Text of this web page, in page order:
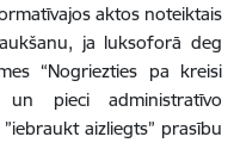
aktos noteiktais
ja luksoforā deg
“Nogriezties pa kreisi
un pieci administratīvo
aizliegts” prasību